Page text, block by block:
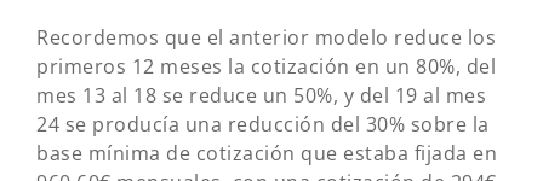
Recordemos que el anterior modelo reduce los
primeros 12 meses la cotización en un 80%, del
mes 13 al 18 se reduce un 50%, y del 19 al mes
24 se producía una reducción del 30% sobre la
base mínima de cotización que estaba fijada en